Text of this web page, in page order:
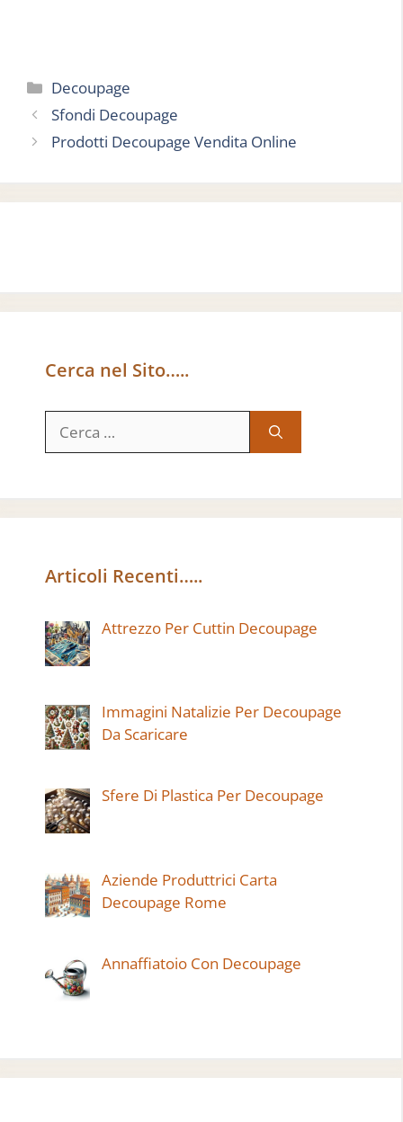
Categorie
Decoupage
Sfondi Decoupage
Prodotti Decoupage Vendita Online
Cerca nel Sito…..
per:
Articoli Recenti…..
Attrezzo Per Cuttin Decoupage
Immagini Natalizie Per Decoupage
Da Scaricare
Sfere Di Plastica Per Decoupage
Aziende Produttrici Carta
Decoupage Rome
Annaffiatoio Con Decoupage